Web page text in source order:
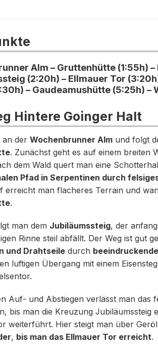
Alm – Gruttenhütte (1:55h)
(2:20h) – Ellmauer Tor
– Gaudeamushütte (5:25h) –
Hintere Goinger Halt
an der Wochenbrunner Almund folgt
. Zunächst geht es auf einem breiten
dem Wald quert man eine
Pfad in Serpentinen durch
erreicht man flacheres Terrain und
.
man dem Jubiläumssteig, der
Rinne steil abfällt. Der Weg ist gut
und Drahtseiledurch
luftigen Übergang mit einem
Auf- und Abstiegen verlässt man das
bis man die Kreuzung Jubiläumssteig
weiterführt. Hier steigt man über
, bis man das Ellmauer Tor erreicht.